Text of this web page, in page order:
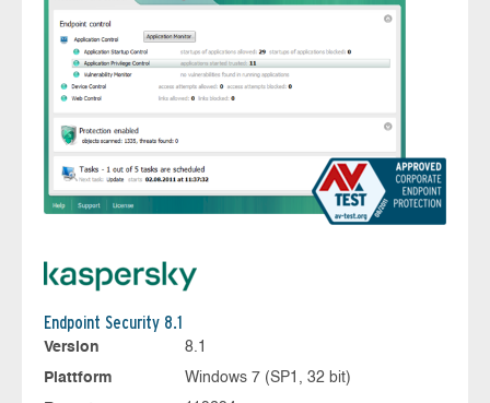
Endpoint Security 8.1
Version
8.1
Plattform
Windows 7 (SP1, 32 bit)